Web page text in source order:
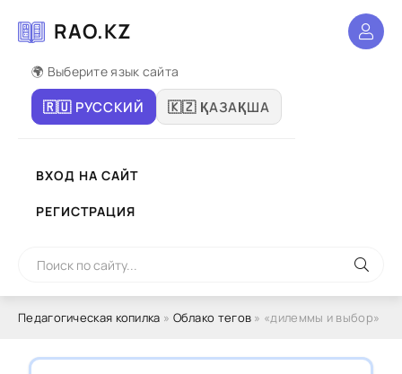
RAO.KZ
🌍 Выберите язык сайта
🇷🇺 РУССКИЙ 🇰🇿 ҚАЗАҚША
ВХОД НА САЙТ
РЕГИСТРАЦИЯ
Педагогическая копилка » Облако тегов » «дилеммы и выбор»